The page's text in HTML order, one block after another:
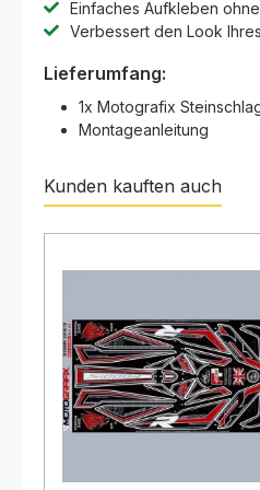
Einfaches Aufkleben
Verbessert den Look
Lieferumfang:
1x Motografix
Montageanleitung
Kunden kauften auch